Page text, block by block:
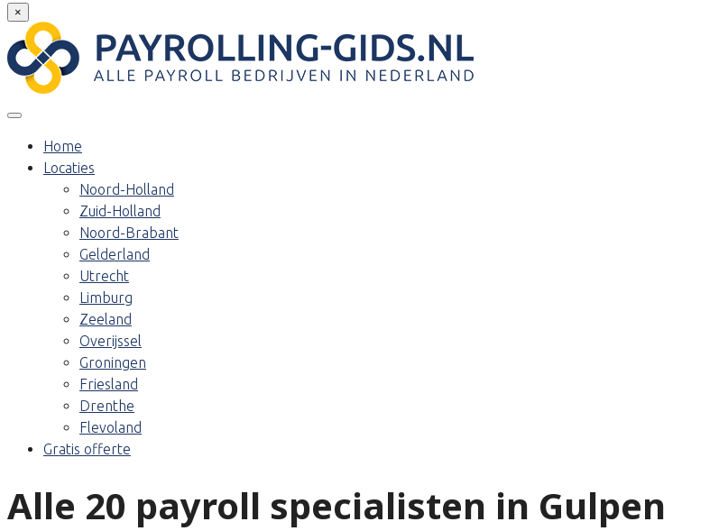
×
Home
Locaties
Noord-Holland
Zuid-Holland
Noord-Brabant
Gelderland
Utrecht
Limburg
Zeeland
Overijssel
Groningen
Friesland
Drenthe
Flevoland
Gratis offerte
Alle 20 payroll specialisten in Gulpen